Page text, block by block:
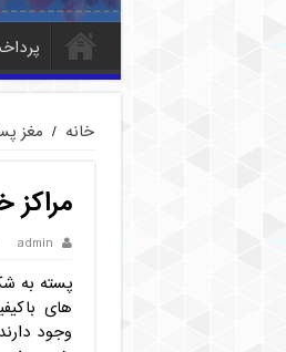
خانه / مغز
مراکز
admin
پسته به
های
وجود